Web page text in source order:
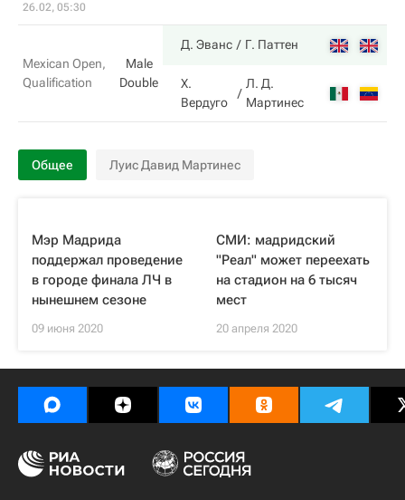
26.02, 05:30
Mexican Open,
Qualification
Male
Double
Д. Эванс Г. Паттен
Х.
Вердуго
Л. Д.
Мартинес
Общее Луис Давид Мартинес
Мэр Мадрида
поддержал проведение
в городе финала ЛЧ в
нынешнем сезоне
09 июня 2020
СМИ: мадридский
"Реал" может переехать
на стадион на 6 тысяч
мест
20 апреля 2020